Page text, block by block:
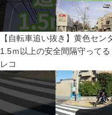
【自転車追い抜き】黄色セン
1.5ｍ以上の安全間隔守って
レコ